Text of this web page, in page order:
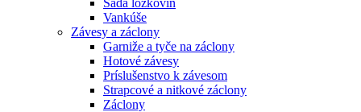
Vankúše
Závesy a záclony
Garniže a tyče na záclony
Hotové závesy
Príslušenstvo k závesom
Strapcové a nitkové záclony
Záclony